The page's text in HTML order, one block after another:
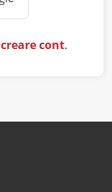
creare cont.